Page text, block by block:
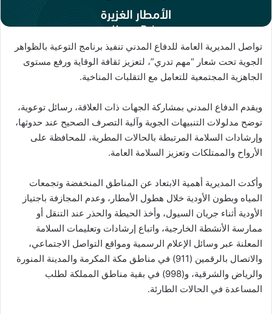
تواصل المديرية العامة للدفاع المدني تنفيذ برنامج التوعية بالظواهر
الجوية تحت شعار “مهم تدري”، لتعزيز ثقافة الوقاية ورفع مستوى
الجاهزية المجتمعية للتعامل مع التقلبات المناخية.
ويقدم الدفاع المدني بمشاركة الجهات ذات العلاقة، رسائل توعوية،
توضح مدلولات التنبيهات الجوية وآلية التصرف الصحيح عند حدوثها،
وإرشادات السلامة المرتبطة بالحالات المطرية، للمحافظة على
الأرواح والممتلكات وتعزيز السلامة العامة.
وأكدت المديرية أهمية الابتعاد عن المناطق المنخفضة وتجمعات
المياه وبطون الأودية خلال هطول الأمطار، وعدم المجازفة باجتياز
الأودية أثناء جريان السيول، وأخذ الحيطة والحذر عند التنقل أو
ممارسة الأنشطة الخارجية، واتباع إرشادات وتعليمات السلامة
المعلنة عبر وسائل الإعلام الرسمية ومواقع التواصل الاجتماعي،
والاتصال بالرقمين (911) في مناطق مكة المكرمة والمدينة المنورة
والرياض والشرقية، و(998) في بقية مناطق المملكة لطلب
المساعدة في الحالات الطارئة.